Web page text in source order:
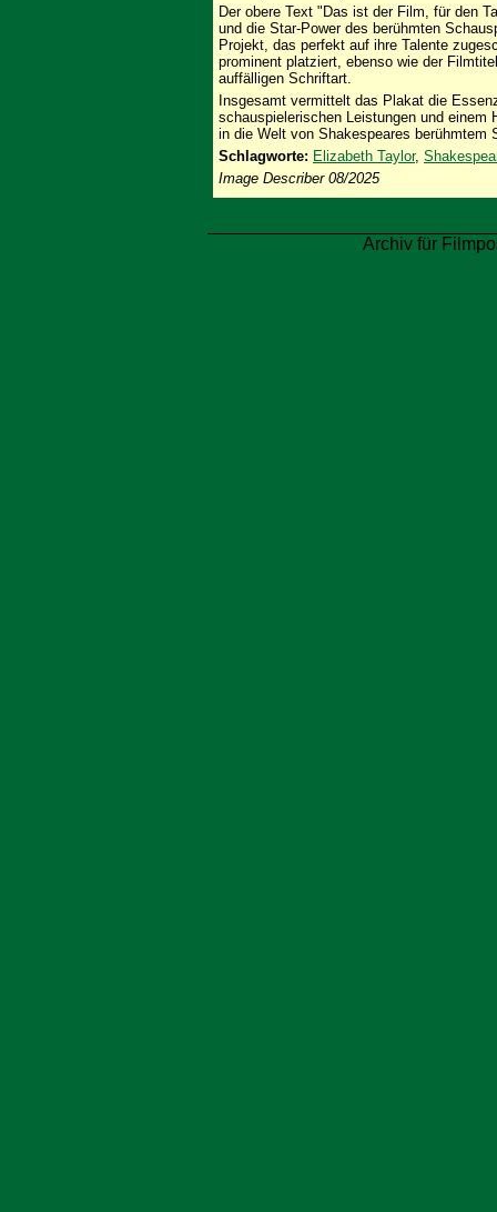
Der obere Text "Das ist der Film, für den
und die Star-Power des berühmten
Projekt, das perfekt auf ihre Talente
prominent platziert, ebenso wie der
auffälligen Schriftart.
Insgesamt vermittelt das Plakat die
schauspielerischen Leistungen und einem
in die Welt von Shakespeares berühmtem
Schlagworte: Elizabeth Taylor,
Image Describer 08/2025
Archiv für